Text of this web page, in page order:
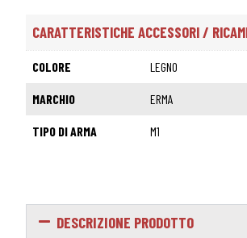
CARATTERISTICHE ACCESSORI /
COLORE LEGNO
MARCHIO ERMA
TIPO DI ARMA M1
DESCRIZIONE PRODOTTO